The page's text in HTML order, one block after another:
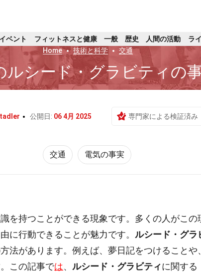
イベント フィットネスと健康 一般 歴史 人間の活動 ラ
Home
技術と科学 交通
ルシード・グラビティの
公開日: 06 4月 2025 専門家による検証済み
交通 電気の事実
を持つことができる現象です。多くの人がこの
に行動できることが魅力です。 ルシード・グラ
法があります。例えば、夢日記をつけることや、
この記事では、 ルシード・グラビティに関する